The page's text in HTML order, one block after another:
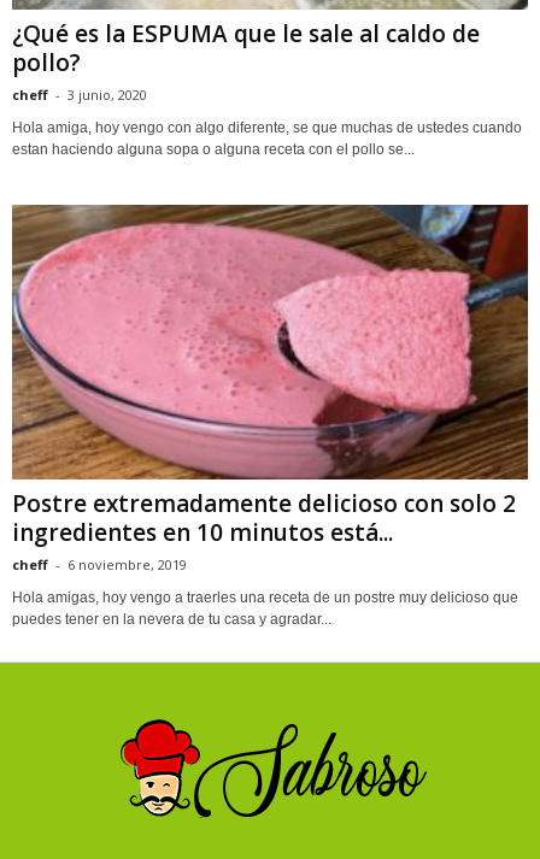
¿Qué es la ESPUMA que le sale al caldo de
pollo?
cheff - 3 junio, 2020
Hola amiga, hoy vengo con algo diferente, se que muchas de ustedes cuando
estan haciendo alguna sopa o alguna receta con el pollo se...
Postre extremadamente delicioso con solo 2
ingredientes en 10 minutos está...
cheff - 6 noviembre, 2019
Hola amigas, hoy vengo a traerles una receta de un postre muy delicioso que
puedes tener en la nevera de tu casa y agradar...